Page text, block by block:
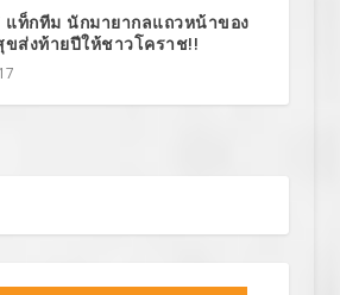
แท็กทีม นักมายากลแถวหน้าของ
ส่งท้ายปีให้ชาวโคราช!!